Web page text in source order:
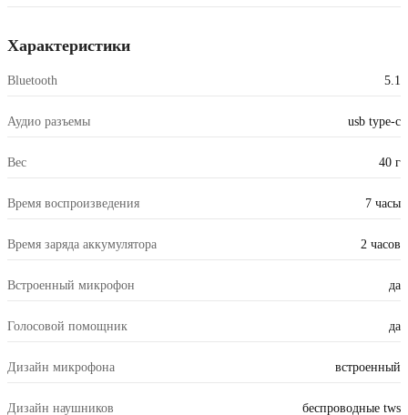
Характеристики
Bluetooth 5.1
Аудио разъемы usb type-c
Вес 40 г
Время воспроизведения 7 часы
Время заряда аккумулятора 2 часов
Встроенный микрофон да
Голосовой помощник да
Дизайн микрофона встроенный
Дизайн наушников беспроводные tws